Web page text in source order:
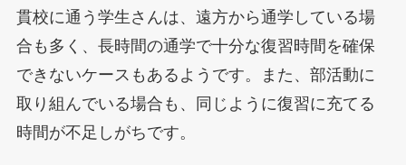
貫校に通う学生さんは、遠方から通学している場
合も多く、長時間の通学で十分な復習時間を確保
できないケースもあるようです。また、部活動に
取り組んでいる場合も、同じように復習に充てる
時間が不足しがちです。